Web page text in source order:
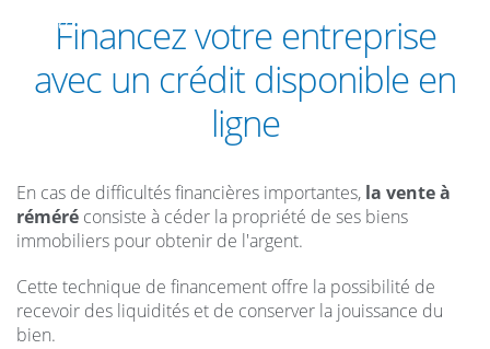
occuper.
Financez votre entreprise
avec un crédit disponible en
ligne
En cas de difficultés financières importantes, la vente à
réméré consiste à céder la propriété de ses biens
immobiliers pour obtenir de l'argent.
Cette technique de financement offre la possibilité de
recevoir des liquidités et de conserver la jouissance du
bien.